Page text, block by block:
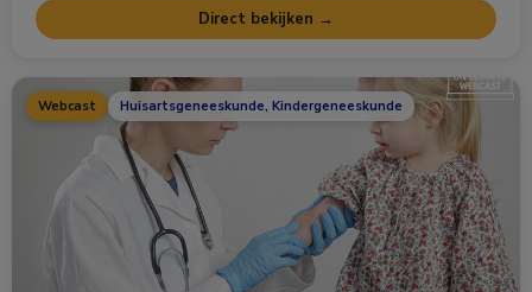
Direct bekijken →
Webcast Huisartsgeneeskunde, Kindergeneeskunde